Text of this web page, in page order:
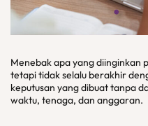
Menebak apa yang diinginkan
tetapi tidak selalu berakhir
keputusan yang dibuat tanpa
waktu, tenaga, dan anggaran.